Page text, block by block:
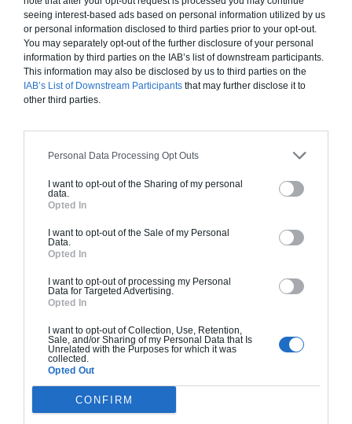
seeing interest-based ads based on personal information utilized by us
or personal information disclosed to third parties prior to your opt-out.
You may separately opt-out of the further disclosure of your personal
information by third parties on the IAB’s list of downstream participants.
This information may also be disclosed by us to third parties on the
IAB’s List of Downstream Participants that may further disclose it to
other third parties.
Personal Data Processing Opt Outs
I want to opt-out of the Sharing of my personal
data.
Opted In
I want to opt-out of the Sale of my Personal
Data.
Opted In
I want to opt-out of processing my Personal
Data for Targeted Advertising.
Opted In
I want to opt-out of Collection, Use, Retention,
Sale, and/or Sharing of my Personal Data that Is
Unrelated with the Purposes for which it was
collected.
Opted Out
CONFIRM
Je la veux !
(RT 2020). Finitions haut de gamme. Le prix "clé
en main" inclut le gros oeuvre et le second
oeuvre (cuisine, peinture, sols...), mais exclut
À partir de
303 000€ TTC
D'AUTRES MAISONS QUI POURRAIENT VOUS